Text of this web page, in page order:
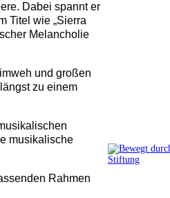
Dabei spannt er
Titel wie „Sierra
Melancholie
und großen
zu einem
musikalische
Rahmen